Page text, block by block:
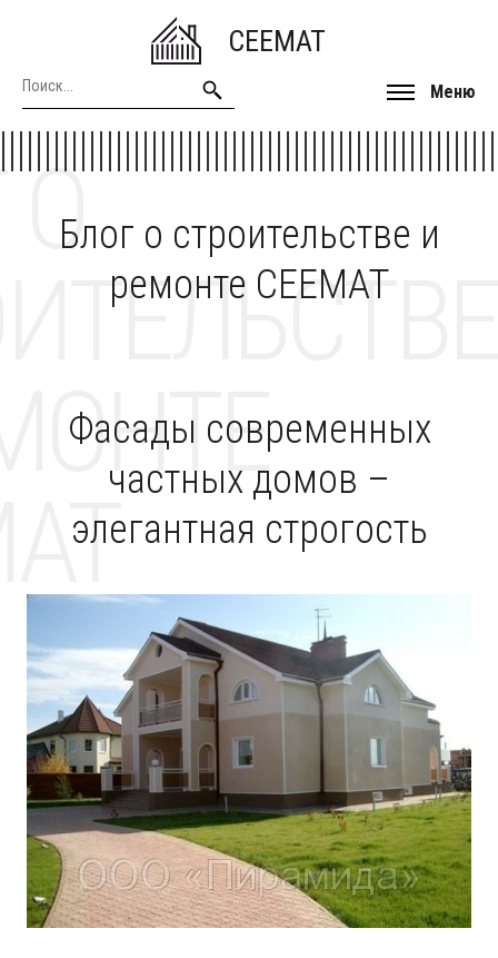
CEEMAT
Меню
Блог о строительстве и
ремонте CEEMAT
О
Фасады современных
частных домов –
элегантная строгость